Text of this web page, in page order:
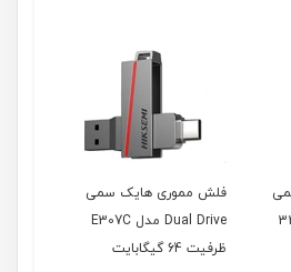
فلش مموری هایک سمی
Dual Drive مدل E307C
ظرفیت 64 گیگابایت